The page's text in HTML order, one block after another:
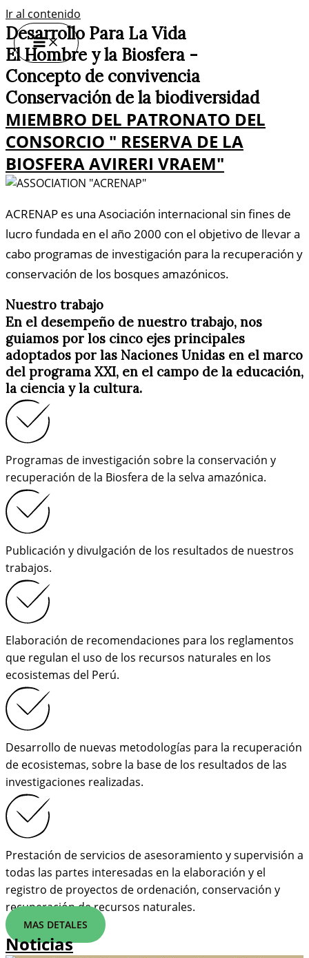
Ir al contenido
Desarrollo Para La Vida
El Hombre y la Biosfera -
Concepto de convivencia
Conservación de la biodiversidad
MIEMBRO DEL PATRONATO DEL
CONSORCIO " RESERVA DE LA
BIOSFERA AVIRERI VRAEM"
ACRENAP es una Asociación internacional sin fines de
lucro fundada en el año 2000 con el objetivo de llevar a
cabo programas de investigación para la recuperación y
conservación de los bosques amazónicos.
Nuestro trabajo
En el desempeño de nuestro trabajo, nos
guiamos por los cinco ejes principales
adoptados por las Naciones Unidas en el marco
del programa XXI, en el campo de la educación,
la ciencia y la cultura.
Programas de investigación sobre la conservación y
recuperación de la Biosfera de la selva amazónica.
Publicación y divulgación de los resultados de nuestros
trabajos.
Elaboración de recomendaciones para los reglamentos
que regulan el uso de los recursos naturales en los
ecosistemas del Perú.
Desarrollo de nuevas metodologías para la recuperación
de ecosistemas, sobre la base de los resultados de las
investigaciones realizadas.
Prestación de servicios de asesoramiento y supervisión a
todas las partes interesadas en la elaboración y el
registro de proyectos de ordenación, conservación y
recuperación de recursos naturales.
MAS DETALES
Noticias